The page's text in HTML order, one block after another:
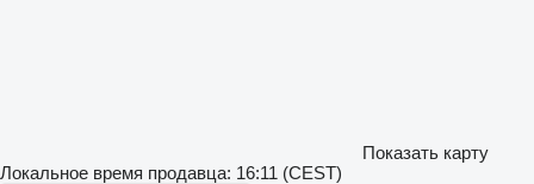
Показать карту
Локальное время продавца: 16:11 (CEST)